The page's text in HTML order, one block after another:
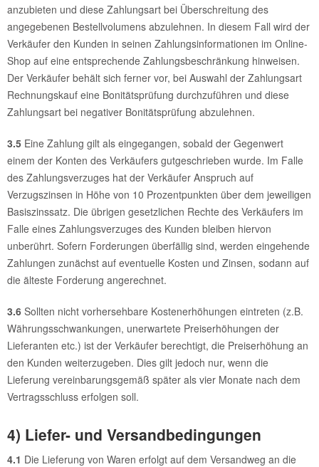
anzubieten und diese Zahlungsart bei Überschreitung des
angegebenen Bestellvolumens abzulehnen. In diesem Fall wird der
Verkäufer den Kunden in seinen Zahlungsinformationen im Online-
Shop auf eine entsprechende Zahlungsbeschränkung hinweisen.
Der Verkäufer behält sich ferner vor, bei Auswahl der Zahlungsart
Rechnungskauf eine Bonitätsprüfung durchzuführen und diese
Zahlungsart bei negativer Bonitätsprüfung abzulehnen.
3.5 Eine Zahlung gilt als eingegangen, sobald der Gegenwert
einem der Konten des Verkäufers gutgeschrieben wurde. Im Falle
des Zahlungsverzuges hat der Verkäufer Anspruch auf
Verzugszinsen in Höhe von 10 Prozentpunkten über dem jeweiligen
Basiszinssatz. Die übrigen gesetzlichen Rechte des Verkäufers im
Falle eines Zahlungsverzuges des Kunden bleiben hiervon
unberührt. Sofern Forderungen überfällig sind, werden eingehende
Zahlungen zunächst auf eventuelle Kosten und Zinsen, sodann auf
die älteste Forderung angerechnet.
3.6 Sollten nicht vorhersehbare Kostenerhöhungen eintreten (z.B.
Währungsschwankungen, unerwartete Preiserhöhungen der
Lieferanten etc.) ist der Verkäufer berechtigt, die Preiserhöhung an
den Kunden weiterzugeben. Dies gilt jedoch nur, wenn die
Lieferung vereinbarungsgemäß später als vier Monate nach dem
Vertragsschluss erfolgen soll.
4) Liefer- und Versandbedingungen
4.1 Die Lieferung von Waren erfolgt auf dem Versandweg an die